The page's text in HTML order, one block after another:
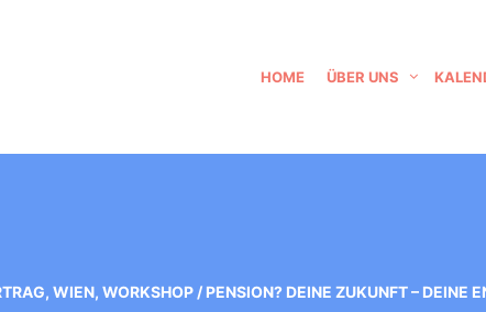
HOME ÜBER UNS
, WIEN, WORKSHOP / PENSION? DEINE ZUKUNFT – DEINE